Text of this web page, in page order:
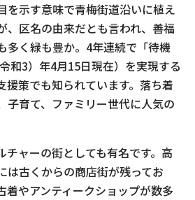
を示す意味で青梅街道沿いに植え
、区名の由来だとも言われ、善福
多く緑も豊か。4年連続で「待機
和3）年4月15日現在）を実現する
援策でも知られています。落ち着
子育て、ファミリー世代に人気の
チャーの街としても有名です。高
は古くからの商店街が残ってお
着やアンティークショップが数多